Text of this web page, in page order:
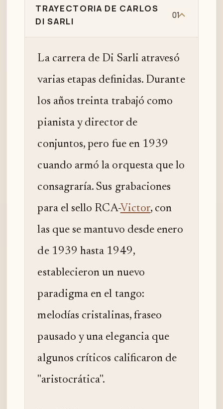
TRAYECTORIA DE CARLOS
DI SARLI
01
La carrera de Di Sarli atravesó
varias etapas definidas. Durante
los años treinta trabajó como
pianista y director de
conjuntos, pero fue en 1939
cuando armó la orquesta que lo
consagraría. Sus grabaciones
para el sello RCA-Victor, con
las que se mantuvo desde enero
de 1939 hasta 1949,
establecieron un nuevo
paradigma en el tango:
melodías cristalinas, fraseo
pausado y una elegancia que
algunos críticos calificaron de
"aristocrática".